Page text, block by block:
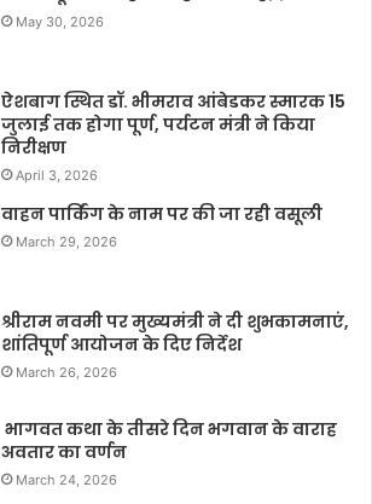
May 30, 2026
ऐशबाग स्थित डॉ. भीमराव आंबेडकर स्मारक 15
जुलाई तक होगा पूर्ण, पर्यटन मंत्री ने किया
निरीक्षण
April 3, 2026
वाहन पार्किंग के नाम पर की जा रही वसूली
March 29, 2026
श्रीराम नवमी पर मुख्यमंत्री ने दी शुभकामनाएं,
शांतिपूर्ण आयोजन के दिए निर्देश
March 26, 2026
भागवत कथा के तीसरे दिन भगवान के वाराह
अवतार का वर्णन
March 24, 2026